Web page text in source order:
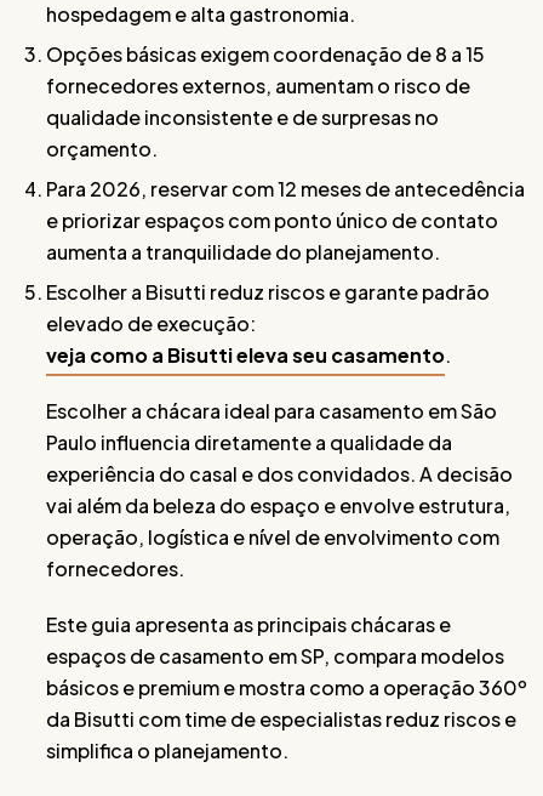
hospedagem e alta gastronomia.
Opções básicas exigem coordenação de 8 a 15
fornecedores externos, aumentam o risco de
qualidade inconsistente e de surpresas no
orçamento.
Para 2026, reservar com 12 meses de antecedência
e priorizar espaços com ponto único de contato
aumenta a tranquilidade do planejamento.
Escolher a Bisutti reduz riscos e garante padrão
elevado de execução:
veja como a Bisutti eleva seu casamento.
Escolher a chácara ideal para casamento em São
Paulo influencia diretamente a qualidade da
experiência do casal e dos convidados. A decisão
vai além da beleza do espaço e envolve estrutura,
operação, logística e nível de envolvimento com
fornecedores.
Este guia apresenta as principais chácaras e
espaços de casamento em SP, compara modelos
básicos e premium e mostra como a operação 360º
da Bisutti com time de especialistas reduz riscos e
simplifica o planejamento.